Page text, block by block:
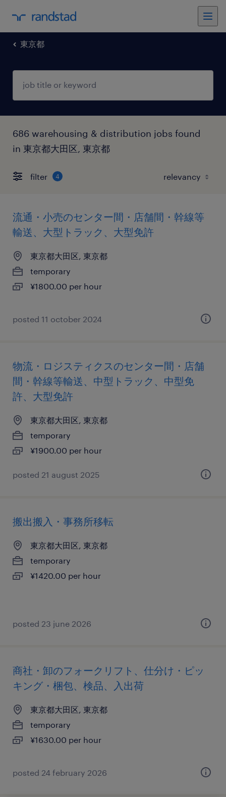
東京都
686 warehousing & distribution jobs found
in 東京都大田区, 東京都
filter 4
流通・小売のセンター間・店舗間・幹線等
輸送、大型トラック、大型免許
東京都大田区, 東京都
temporary
¥1800.00 per hour
posted 11 october 2024
物流・ロジスティクスのセンター間・店舗
間・幹線等輸送、中型トラック、中型免
許、大型免許
東京都大田区, 東京都
temporary
¥1900.00 per hour
posted 21 august 2025
搬出搬入・事務所移転
東京都大田区, 東京都
temporary
¥1420.00 per hour
posted 23 june 2026
商社・卸のフォークリフト、仕分け・ピッ
キング・梱包、検品、入出荷
東京都大田区, 東京都
temporary
¥1630.00 per hour
posted 24 february 2026